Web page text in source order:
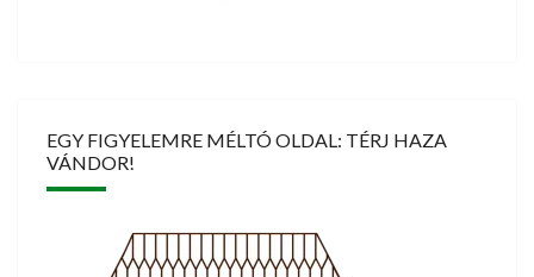
EGY FIGYELEMRE MÉLTÓ OLDAL: TÉRJ HAZA
VÁNDOR!